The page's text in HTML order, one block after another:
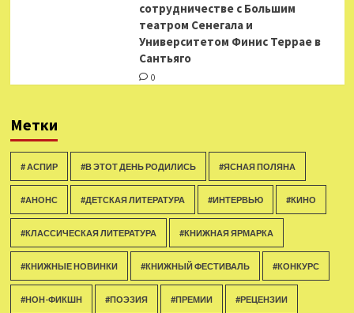
сотрудничестве с Большим
театром Сенегала и
Университетом Финис Террае в
Сантьяго
0
Метки
# АСПИР #В ЭТОТ ДЕНЬ РОДИЛИСЬ #ЯСНАЯ ПОЛЯНА
#АНОНС #ДЕТСКАЯ ЛИТЕРАТУРА #ИНТЕРВЬЮ #КИНО
#КЛАССИЧЕСКАЯ ЛИТЕРАТУРА #КНИЖНАЯ ЯРМАРКА
#КНИЖНЫЕ НОВИНКИ #КНИЖНЫЙ ФЕСТИВАЛЬ #КОНКУРС
#НОН-ФИКШН #ПОЭЗИЯ #ПРЕМИИ #РЕЦЕНЗИИ